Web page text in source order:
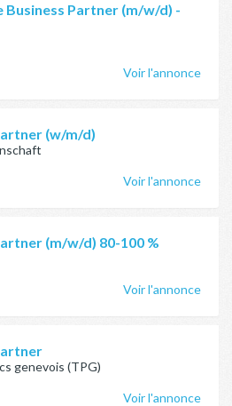
Business Partner (m/w/d) -
Voir l'annonce
(w/m/d)
Voir l'annonce
(m/w/d) 80-100 %
Voir l'annonce
genevois (TPG)
Voir l'annonce